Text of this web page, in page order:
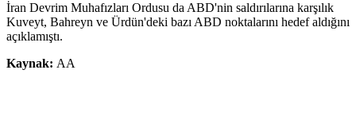
İran Devrim Muhafızları Ordusu da ABD'nin saldırılarına karşılık
Kuveyt, Bahreyn ve Ürdün'deki bazı ABD noktalarını hedef aldığını
açıklamıştı.
Kaynak: AA